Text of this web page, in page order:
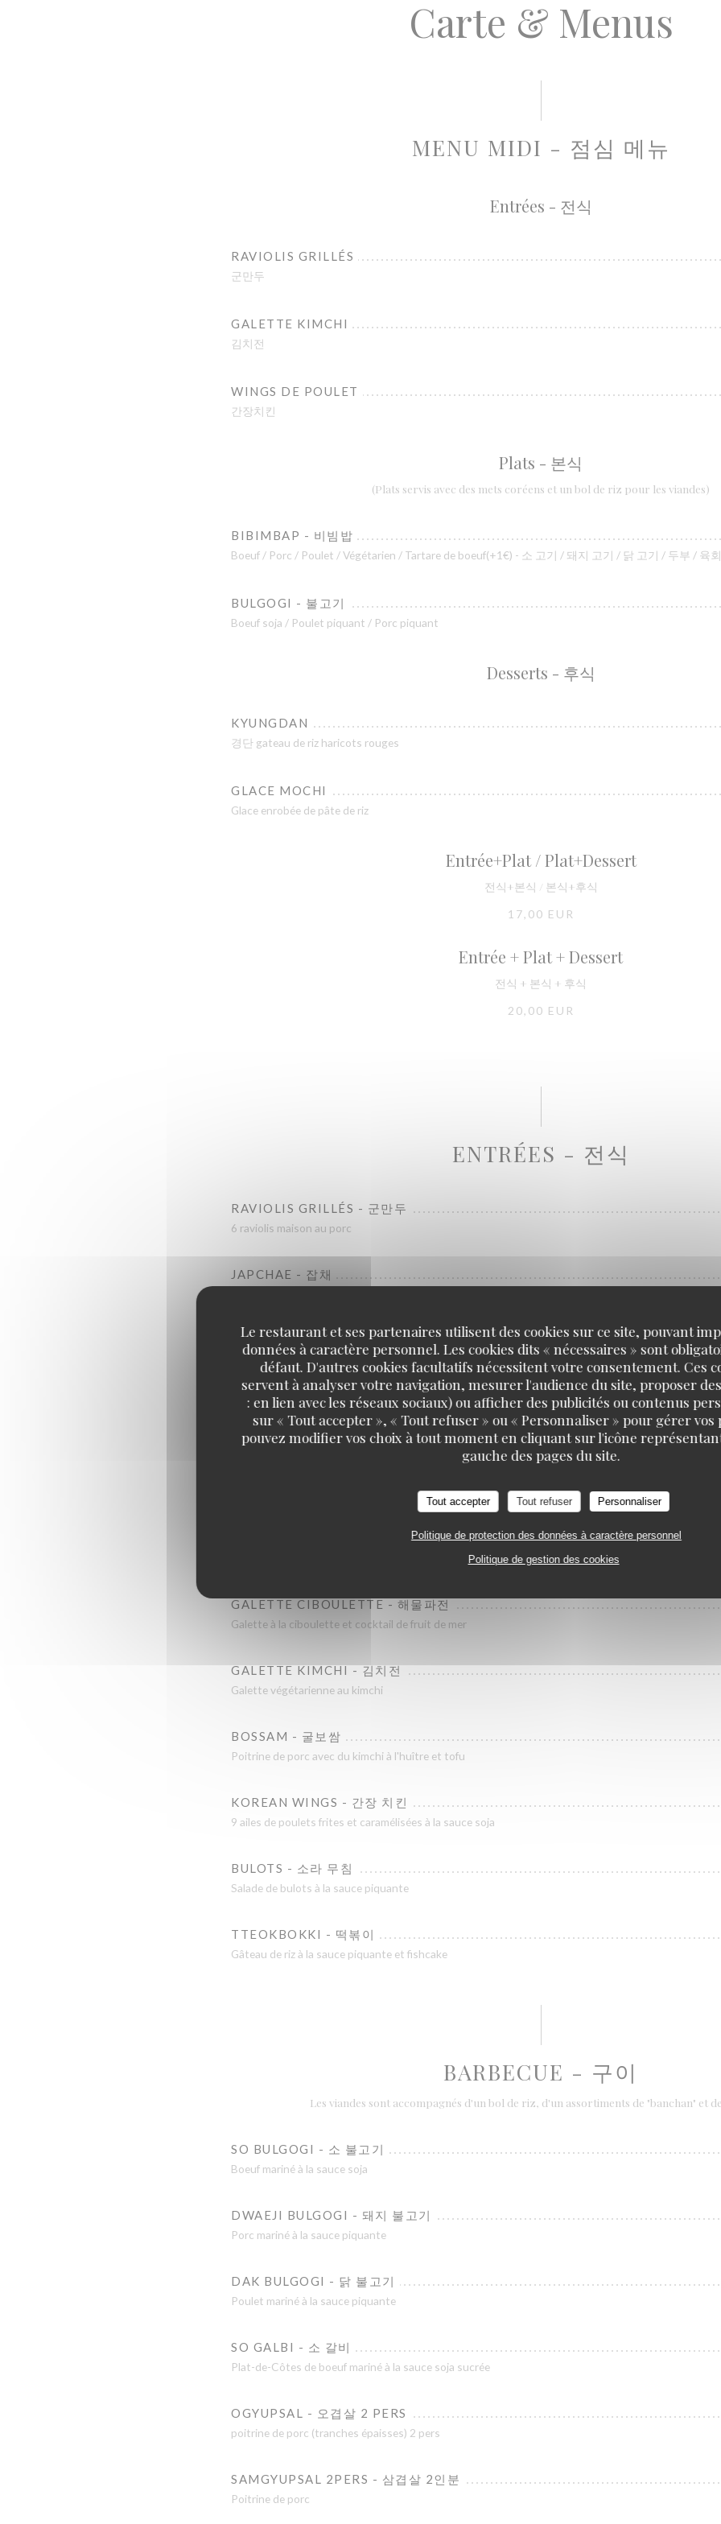
Le restaurant et ses partenaires utilisent des cookies sur ce site, pouvant
données à caractère personnel. Les cookies dits « nécessaires » sont
défaut. D'autres cookies facultatifs nécessitent votre consentement. Ces
servent à analyser votre navigation, mesurer l'audience du site, proposer
: en lien avec les réseaux sociaux) ou afficher des publicités ou contenus
sur « Tout accepter », « Tout refuser » ou « Personnaliser » pour gérer vos
pouvez modifier vos choix à tout moment en cliquant sur l'icône
gauche des pages du site.
Tout accepter Tout refuser Personnaliser
Politique de protection des données à caractère personnel
Politique de gestion des cookies
Carte & Menus
MENU MIDI - 점심 메뉴
Entrées - 전식
RAVIOLIS GRILLÉS
군만두
GALETTE KIMCHI
김치전
WINGS DE POULET
간장치킨
Plats - 본식
(Plats servis avec des mets coréens et un bol de riz pour les viandes)
BIBIMBAP - 비빔밥
Boeuf / Porc / Poulet / Végétarien / Tartare de boeuf(+1€) - 소 고기 / 돼지 고기 / 닭 고기 / 두부 / 육
BULGOGI - 불고기
Boeuf soja / Poulet piquant / Porc piquant
Desserts - 후식
KYUNGDAN
경단 gateau de riz haricots rouges
GLACE MOCHI
Glace enrobée de pâte de riz
Entrée+Plat / Plat+Dessert
전식+본식 / 본식+후식
17,00 EUR
Entrée + Plat + Dessert
전식 + 본식 + 후식
20,00 EUR
ENTRÉES - 전식
RAVIOLIS GRILLÉS - 군만두
6 raviolis maison au porc
JAPCHAE - 잡채
TARTARE - 육회
Tartare de boeuf, poire et son jaune d'oeuf
BEIGNETS HUITRES - 굴튀김
Beignets d'huîtres et sa sauce tartare
Tranches de faux filet cuit façon rosbif et ses crudités
GALETTE CIBOULETTE - 해물파전
Galette à la ciboulette et cocktail de fruit de mer
GALETTE KIMCHI - 김치전
Galette végétarienne au kimchi
BOSSAM - 굴보쌈
Poitrine de porc avec du kimchi à l'huître et tofu
KOREAN WINGS - 간장 치킨
9 ailes de poulets frites et caramélisées à la sauce soja
BULOTS - 소라 무침
Salade de bulots à la sauce piquante
TTEOKBOKKI - 떡볶이
Gâteau de riz à la sauce piquante et fishcake
BARBECUE - 구이
Les viandes sont accompagnés d'un bol de riz, d'un assortiments de "banchan" et
SO BULGOGI - 소 불고기
Boeuf mariné à la sauce soja
DWAEJI BULGOGI - 돼지 불고기
Porc mariné à la sauce piquante
DAK BULGOGI - 닭 불고기
Poulet mariné à la sauce piquante
SO GALBI - 소 갈비
Plat-de-Côtes de boeuf mariné à la sauce soja sucrée
OGYUPSAL - 오겹살 2 PERS
poitrine de porc (tranches épaisses) 2 pers
SAMGYUPSAL 2PERS - 삼겹살 2인분
Poitrine de porc
KOOK IL KWAN